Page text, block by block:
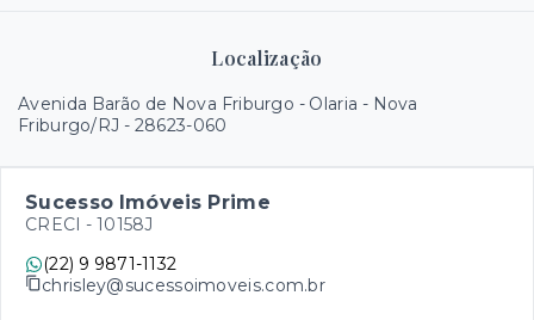
Localização
Avenida Barão de Nova Friburgo - Olaria - Nova
Friburgo/RJ - 28623-060
Sucesso Imóveis Prime
CRECI - 10158J
(22) 9 9871-1132
chrisley@sucessoimoveis.com.br